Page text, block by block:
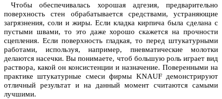
Чтобы обеспечивалась хорошая адгезия, предварительно
поверхность стен обрабатывается средствами, устраняющие
загрязнения, соли и жиры. Если кладка кирпича была сделана с
пустыми швами, то это даже хорошо скажется на прочности
сцепления. Если поверхность гладкая, то перед штукатурными
работами, используя, например, пневматические молотки
делаются насечки. Вы понимаете, чтоб большую роль играет вид
раствора, какой он консистенции и назначение. Поверенными на
практике штукатурные смеси фирмы KNAUF демонстрируют
отличный результат и на данный момент считаются самыми
лучшими.